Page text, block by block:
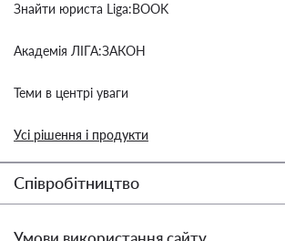
Знайти юриста Liga:BOOK
Академія ЛІГА:ЗАКОН
Теми в центрі уваги
Усі рішення і продукти
Співробітництво